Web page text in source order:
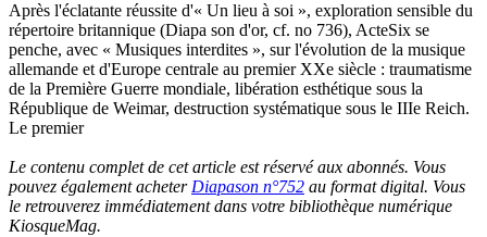
Après l'éclatante réussite d'« Un lieu à soi », exploration sensible du
répertoire britannique (Diapa son d'or, cf. no 736), ActeSix se
penche, avec « Musiques interdites », sur l'évolution de la musique
allemande et d'Europe centrale au premier XXe siècle : traumatisme
de la Première Guerre mondiale, libération esthétique sous la
République de Weimar, destruction systématique sous le IIIe Reich.
Le premier
Le contenu complet de cet article est réservé aux abonnés. Vous
pouvez également acheter Diapason n°752 au format digital. Vous
le retrouverez immédiatement dans votre bibliothèque numérique
KiosqueMag.